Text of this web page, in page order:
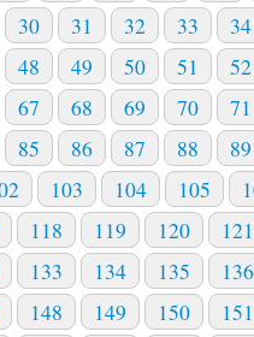
30 31 32 33 34
48 49 50 51 52
67 68 69 70 71
85 86 87 88 89
103 104 105
118 119 120 121
133 134 135 136
148 149 150 151